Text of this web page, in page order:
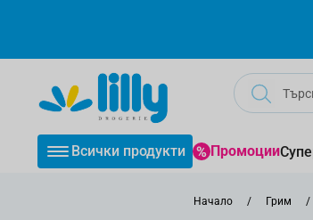
Всички продукти Промоции
Начало / Грим /